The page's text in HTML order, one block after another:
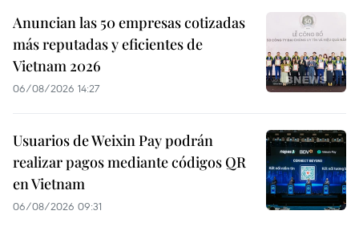
Anuncian las 50 empresas cotizadas
más reputadas y eficientes de
Vietnam 2026
06/08/2026 14:27
Usuarios de Weixin Pay podrán
realizar pagos mediante códigos QR
en Vietnam
06/08/2026 09:31